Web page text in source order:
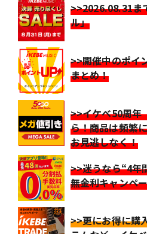
>>2026.08.31ま
ル」
>>開催中のポイ
まとめ！
>>イケベ50周年
ら！商品は頻繁
お見逃しなく！
>>迷うなら“4年
無金利キャンペ
>>更にお得に購